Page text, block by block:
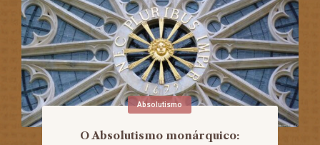
Absolutismo
O Absolutismo monárquico: